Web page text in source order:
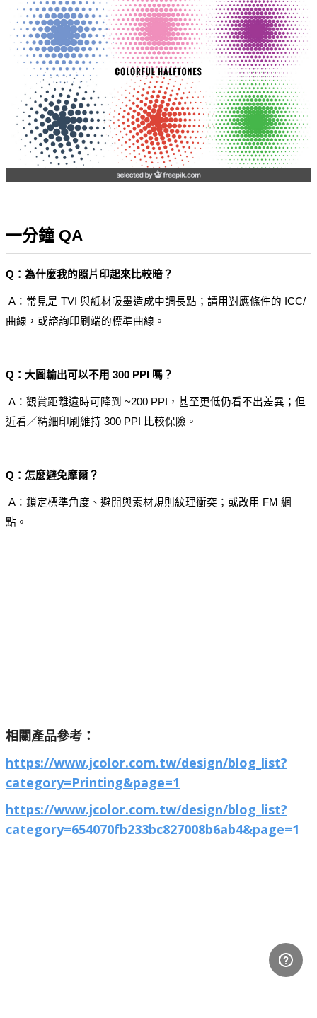
一分鐘 QA
Q：為什麼我的照片印起來比較暗？
曲線，或諮詢印刷端的標準曲線。
Q：大圖輸出可以不用 300 PPI 嗎？
近看／精細印刷維持 300 PPI 比較保險。
Q：怎麼避免摩爾？
點。
相關產品參考：
https://www.jcolor.com.tw/design/blog_list?
category=Printing&page=1
https://www.jcolor.com.tw/design/blog_list?
category=654070fb233bc827008b6ab4&page=1